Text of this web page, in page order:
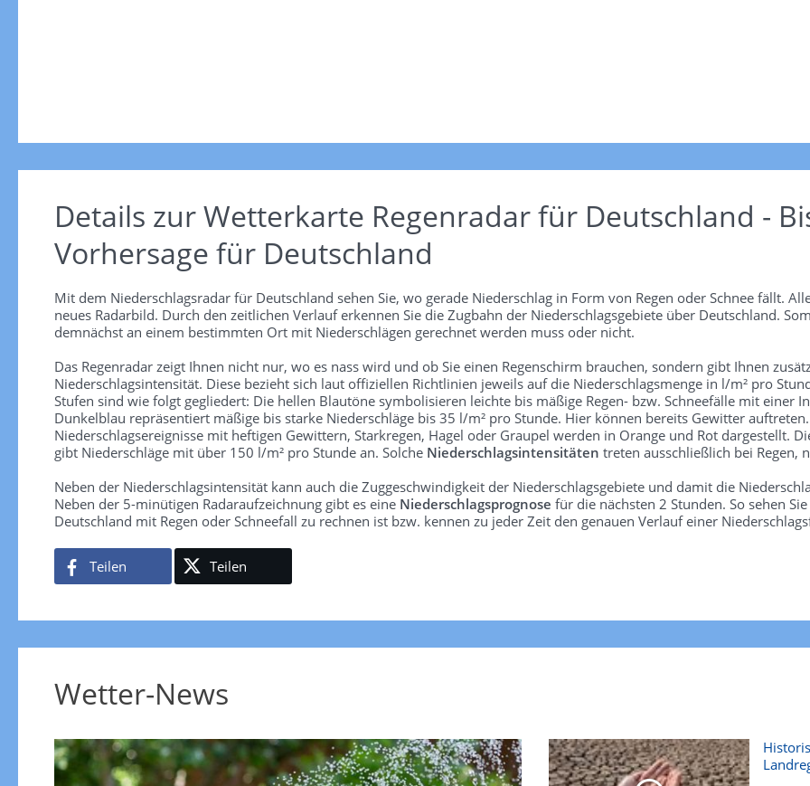
Details zur Wetterkarte Regenradar für Deutschland -
Vorhersage für Deutschland
Mit dem Niederschlagsradar für Deutschland sehen Sie, wo gerade Niederschlag in Form von Regen oder Schnee fällt.
neues Radarbild. Durch den zeitlichen Verlauf erkennen Sie die Zugbahn der Niederschlagsgebiete über Deutschland.
demnächst an einem bestimmten Ort mit Niederschlägen gerechnet werden muss oder nicht.
Das Regenradar zeigt Ihnen nicht nur, wo es nass wird und ob Sie einen Regenschirm brauchen, sondern gibt Ihnen
Niederschlagsintensität. Diese bezieht sich laut offiziellen Richtlinien jeweils auf die Niederschlagsmenge in l/m² pro
Stufen sind wie folgt gegliedert: Die hellen Blautöne symbolisieren leichte bis mäßige Regen- bzw. Schneefälle mit einer
Dunkelblau repräsentiert mäßige bis starke Niederschläge bis 35 l/m² pro Stunde. Hier können bereits Gewitter
Niederschlagsereignisse mit heftigen Gewittern, Starkregen, Hagel oder Graupel werden in Orange und Rot dargestellt.
gibt Niederschläge mit über 150 l/m² pro Stunde an. Solche Niederschlagsintensitäten treten ausschließlich bei Regen,
Neben der Niederschlagsintensität kann auch die Zuggeschwindigkeit der Niederschlagsgebiete und damit die
Neben der 5-minütigen Radaraufzeichnung gibt es eine Niederschlagsprognose für die nächsten 2 Stunden. So sehen
Deutschland mit Regen oder Schneefall zu rechnen ist bzw. kennen zu jeder Zeit den genauen Verlauf einer
Teilen Teilen
Wetter-News